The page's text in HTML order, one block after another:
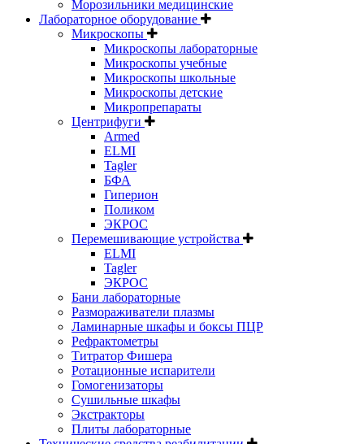
Морозильники медицинские
Лабораторное оборудование
Микроскопы
Микроскопы лабораторные
Микроскопы учебные
Микроскопы школьные
Микроскопы детские
Микропрепараты
Центрифуги
Armed
ELMI
Tagler
БФА
Гиперион
Поликом
ЭКРОС
Перемешивающие устройства
ELMI
Tagler
ЭКРОС
Бани лабораторные
Размораживатели плазмы
Ламинарные шкафы и боксы ПЦР
Рефрактометры
Титратор Фишера
Ротационные испарители
Гомогенизаторы
Сушильные шкафы
Экстракторы
Плиты лабораторные